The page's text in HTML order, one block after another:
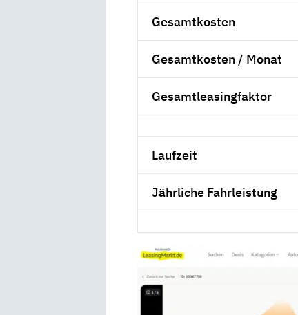
Gesamtkosten
Gesamtkosten / Monat
Gesamtleasingfaktor
Laufzeit
Jährliche Fahrleistung